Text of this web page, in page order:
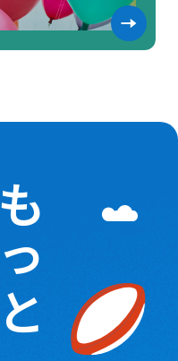
も
っ
と